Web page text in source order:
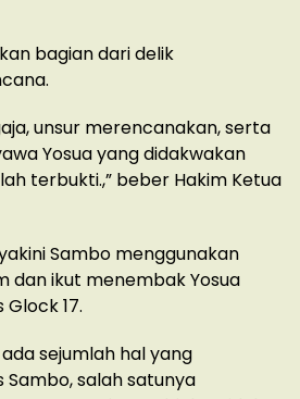
bagian dari delik
unsur merencanakan, serta
Yosua yang didakwakan
terbukti.,” beber Hakim Ketua
Sambo menggunakan
dan ikut menembak Yosua
17.
sejumlah hal yang
salah satunya